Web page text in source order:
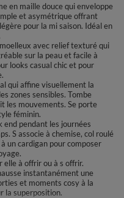
en maille douce qui enveloppe
et asymétrique offrant
pour la mi saison. Idéal en
avec relief texturé qui
sur la peau et facile à
looks casual chic et pour
qui affine visuellement la
zones sensibles. Tombe
les mouvements. Se porte
féminin.
end pendant les journées
S associe à chemise, col roulé
un cardigan pour composer
elle à offrir ou à s offrir.
instantanément une
et moments cosy à la
la superposition.